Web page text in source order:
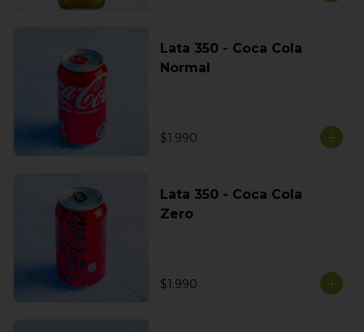
Lata 350 - Coca Cola
Normal
$1.990
Lata 350 - Coca Cola
Zero
$1.990